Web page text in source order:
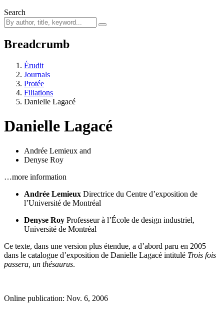
Search
Breadcrumb
Érudit
Journals
Protée
Filiations
Danielle Lagacé
Danielle Lagacé
Andrée Lemieux and
Denyse Roy
…more information
Andrée Lemieux Directrice du Centre d’exposition de
l’Université de Montréal
Denyse Roy Professeur à l’École de design industriel,
Université de Montréal
Ce texte, dans une version plus étendue, a d’abord paru en 2005
dans le catalogue d’exposition de Danielle Lagacé intitulé Trois fois
passera, un thésaurus.
Online publication: Nov. 6, 2006